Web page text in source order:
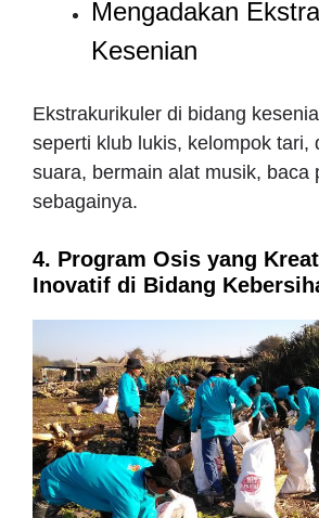
Mengadakan
Kesenian
Ekstrakurikuler di bidang
seperti klub lukis, kelompok tari,
suara, bermain alat musik, baca
sebagainya.
4. Program Osis yang
Inovatif di Bidang